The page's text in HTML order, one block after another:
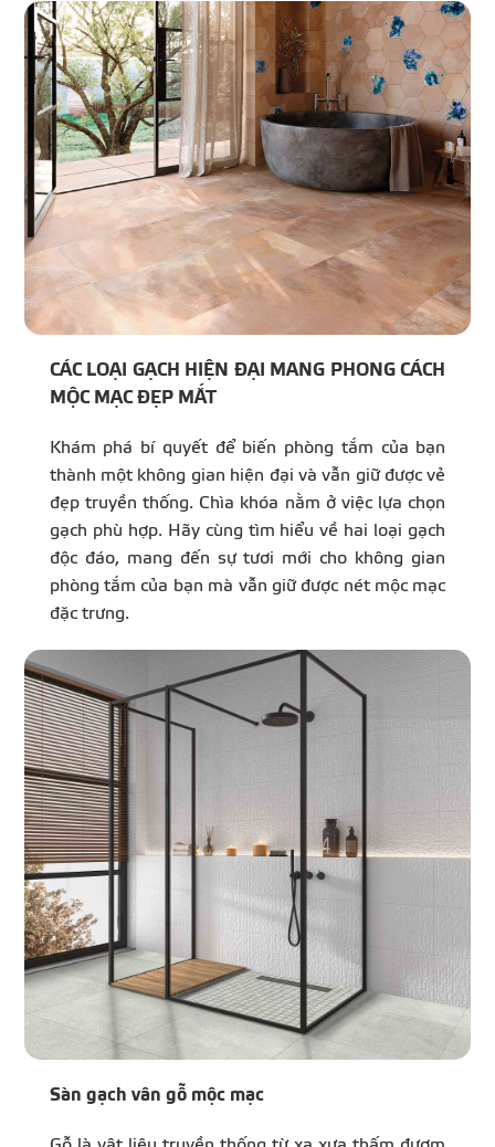
CÁC LOẠI GẠCH HIỆN ĐẠI MANG PHONG CÁCH
MỘC MẠC ĐẸP MẮT
Khám phá bí quyết để biến phòng tắm của bạn
thành một không gian hiện đại và vẫn giữ được vẻ
đẹp truyền thống. Chìa khóa nằm ở việc lựa chọn
gạch phù hợp. Hãy cùng tìm hiểu về hai loại gạch
độc đáo, mang đến sự tươi mới cho không gian
phòng tắm của bạn mà vẫn giữ được nét mộc mạc
đặc trưng.
Sàn gạch vân gỗ mộc mạc